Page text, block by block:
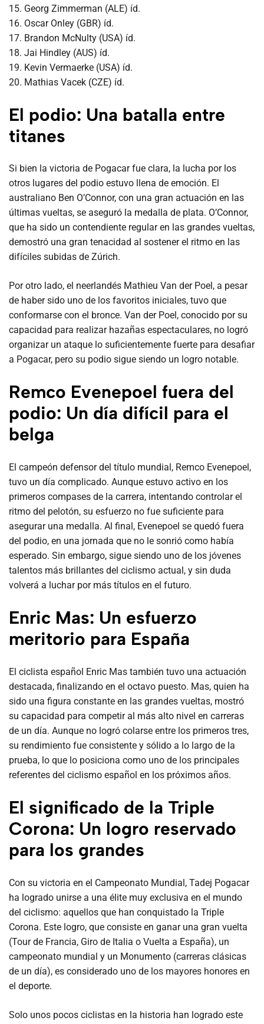
15. Georg Zimmerman (ALE) íd.
16. Oscar Onley (GBR) íd.
17. Brandon McNulty (USA) íd.
18. Jai Hindley (AUS) íd.
19. Kevin Vermaerke (USA) íd.
20. Mathias Vacek (CZE) íd.
El podio: Una batalla entre
titanes
Si bien la victoria de Pogacar fue clara, la lucha por los
otros lugares del podio estuvo llena de emoción. El
australiano Ben O’Connor, con una gran actuación en las
últimas vueltas, se aseguró la medalla de plata. O’Connor,
que ha sido un contendiente regular en las grandes vueltas,
demostró una gran tenacidad al sostener el ritmo en las
difíciles subidas de Zúrich.
Por otro lado, el neerlandés Mathieu Van der Poel, a pesar
de haber sido uno de los favoritos iniciales, tuvo que
conformarse con el bronce. Van der Poel, conocido por su
capacidad para realizar hazañas espectaculares, no logró
organizar un ataque lo suficientemente fuerte para desafiar
a Pogacar, pero su podio sigue siendo un logro notable.
Remco Evenepoel fuera del
podio: Un día difícil para el
belga
El campeón defensor del título mundial, Remco Evenepoel,
tuvo un día complicado. Aunque estuvo activo en los
primeros compases de la carrera, intentando controlar el
ritmo del pelotón, su esfuerzo no fue suficiente para
asegurar una medalla. Al final, Evenepoel se quedó fuera
del podio, en una jornada que no le sonrió como había
esperado. Sin embargo, sigue siendo uno de los jóvenes
talentos más brillantes del ciclismo actual, y sin duda
volverá a luchar por más títulos en el futuro.
Enric Mas: Un esfuerzo
meritorio para España
El ciclista español Enric Mas también tuvo una actuación
destacada, finalizando en el octavo puesto. Mas, quien ha
sido una figura constante en las grandes vueltas, mostró
su capacidad para competir al más alto nivel en carreras
de un día. Aunque no logró colarse entre los primeros tres,
su rendimiento fue consistente y sólido a lo largo de la
prueba, lo que lo posiciona como uno de los principales
referentes del ciclismo español en los próximos años.
El significado de la Triple
Corona: Un logro reservado
para los grandes
Con su victoria en el Campeonato Mundial, Tadej Pogacar
ha logrado unirse a una élite muy exclusiva en el mundo
del ciclismo: aquellos que han conquistado la Triple
Corona. Este logro, que consiste en ganar una gran vuelta
(Tour de Francia, Giro de Italia o Vuelta a España), un
campeonato mundial y un Monumento (carreras clásicas
de un día), es considerado uno de los mayores honores en
el deporte.
Solo unos pocos ciclistas en la historia han logrado este